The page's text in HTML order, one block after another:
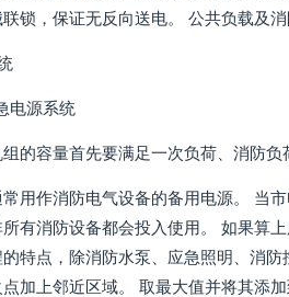
锁，保证无反向送电。 公共负载及消
电源系统
的容量首先要满足一次负荷、消防
用作消防电气设备的备用电源。 当
有消防设备都会投入使用。 如果算
特点，除消防水泵、应急照明、消
加上邻近区域。 取最大值并将其添